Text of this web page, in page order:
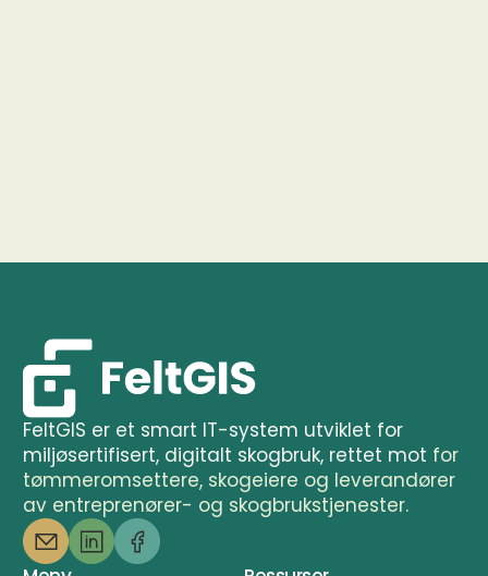
FeltGIS er et smart IT-system utviklet for
miljøsertifisert, digitalt skogbruk, rettet mot for
tømmeromsettere, skogeiere og leverandører
av entreprenører- og skogbrukstjenester.